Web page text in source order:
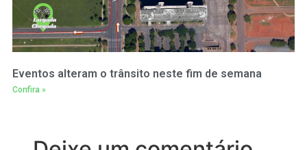
Eventos alteram o trânsito neste fim de semana
Confira »